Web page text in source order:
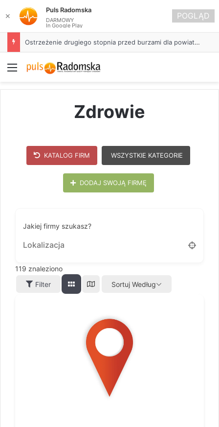
Ostrzeżenie drugiego stopnia przed burzami dla powiatu radomszczańskiego
Menu
Zdrowie
KATALOG FIRM WSZYSTKIE KATEGORIE
DODAJ SWOJĄ FIRMĘ
Jakiej firmy szukasz?
119 znaleziono
Filter
Sortuj Według
✕
Puls Radomska
DARMOWY
In Google Play
POGLĄD